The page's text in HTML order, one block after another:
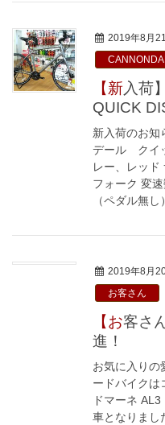
2019年8月
【新入荷】2020モデル cannnondale
QUICK
新入荷のお
デール クイ
レー、レッ
フォーク 変
（ペダル無
2019年8月
お客さん
【お客さん】トレック ドマーネ 発
進！
お気に入り
ードバイクは
ドマーネ
車となりまし